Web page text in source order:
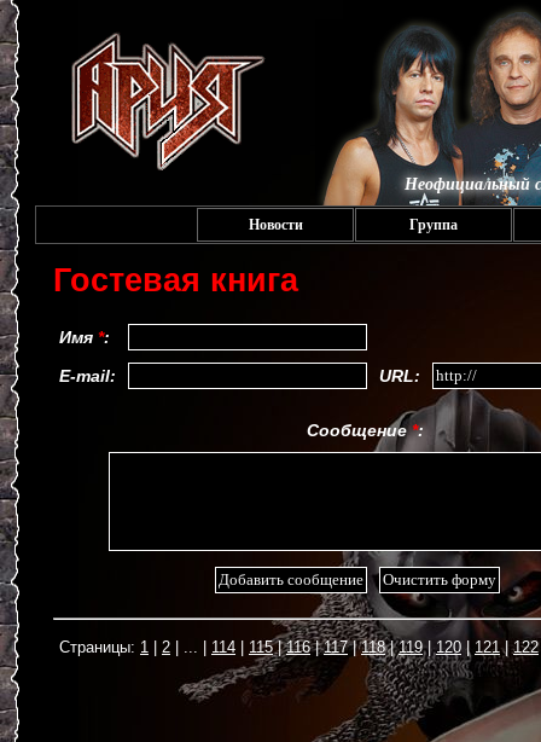
Неофициальный
Новости Группа
Гостевая книга
Имя *:
E-mail:
URL:
Сообщение*:
1 2 ... 114 115 116 117 118 119 120 121 122